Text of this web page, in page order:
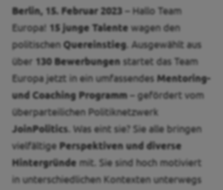
Berlin, 15. Februar 2023 – Hallo Team
Europa! 15 junge Talente wagen den
politischen Quereinstieg. Ausgewählt aus
über 130 Bewerbungen startet das Team
Europa jetzt in ein umfassendes Mentoring-
und Coaching Programm – gefördert vom
überparteilichen Politiknetzwerk
JoinPolitics. Was eint sie? Sie alle bringen
vielfältige Perspektiven und diverse
Hintergründe mit. Sie sind hoch motiviert
in unterschiedlichen Kontexten unterwegs